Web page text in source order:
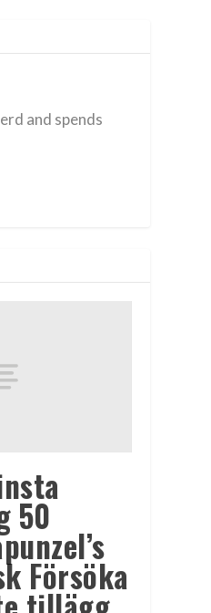
and spends
50
Försöka